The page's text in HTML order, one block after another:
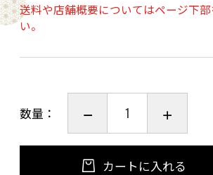
送料や店舗概要についてはページ下
い。
数量：
カートに入れる